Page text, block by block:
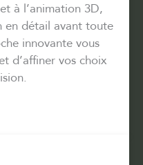
à l’animation 3D,
en détail avant toute
innovante vous
d’affiner vos choix